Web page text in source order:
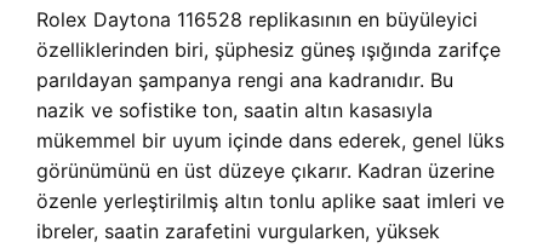
Rolex Daytona 116528 replikasının en büyüleyici
özelliklerinden biri, şüphesiz güneş ışığında zarifçe
parıldayan şampanya rengi ana kadranıdır. Bu
nazik ve sofistike ton, saatin altın kasasıyla
mükemmel bir uyum içinde dans ederek, genel lüks
görünümünü en üst düzeye çıkarır. Kadran üzerine
özenle yerleştirilmiş altın tonlu aplike saat imleri ve
ibreler, saatin zarafetini vurgularken, yüksek